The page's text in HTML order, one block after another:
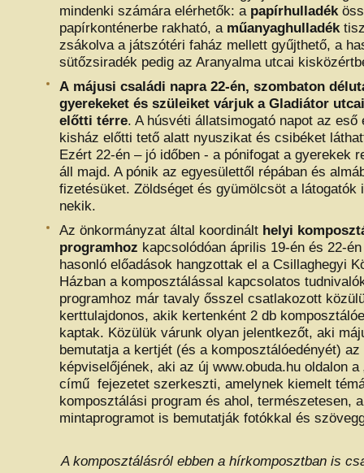
mindenki számára elérhetők: a papírhulladék
papírkonténerbe rakható, a műanyaghulladék
zsákolva a játszótéri faház mellett gyűjthető, a
sütőzsiradék pedig az Aranyalma utcai
A májusi családi napra 22-én, szombaton
gyerekeket és szüleiket várjuk a Gladiátor
előtti térre. A húsvéti állatsimogató napot az eső
kisház előtti tető alatt nyuszikat és csibéket
Ezért 22-én – jó időben - a pónifogat a gyerekek
áll majd. A pónik az egyesülettől répában és
fizetésüket. Zöldséget és gyümölcsöt a látogatók
nekik.
Az önkormányzat által koordinált helyi
programhoz kapcsolódóan április 19-én és 22-
hasonló előadások hangzottak el a Csillaghegyi
Házban a komposztálással kapcsolatos
programhoz már tavaly ősszel csatlakozott
kerttulajdonos, akik kertenként 2 db
kaptak. Közülük várunk olyan jelentkezőt, aki
bemutatja a kertjét (és a komposztálóedényét)
képviselőjének, aki az új www.obuda.hu oldalon a
című fejezetet szerkeszti, amelynek kiemelt
komposztálási program és ahol, természetesen,
mintaprogramot is bemutatják fotókkal és
A komposztálásról ebben a hírkomposztban is